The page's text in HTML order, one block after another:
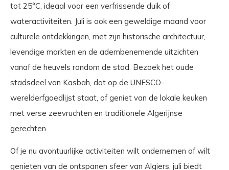
tot 25°C, ideaal voor een verfrissende duik of
wateractiviteiten. Juli is ook een geweldige maand voor
culturele ontdekkingen, met zijn historische architectuur,
levendige markten en de adembenemende uitzichten
vanaf de heuvels rondom de stad. Bezoek het oude
stadsdeel van Kasbah, dat op de UNESCO-
werelderfgoedlijst staat, of geniet van de lokale keuken
met verse zeevruchten en traditionele Algerijnse
gerechten.
Of je nu avontuurlijke activiteiten wilt ondernemen of wilt
genieten van de ontspanen sfeer van Algiers, juli biedt